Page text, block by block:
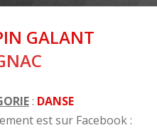
GALANT
: DANSE
est sur Facebook :